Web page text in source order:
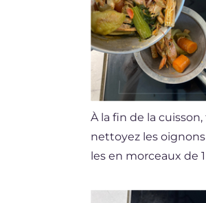
À la fin de la
nettoyez les
les en morceaux de